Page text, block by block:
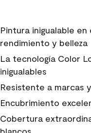
Pintura inigualable
rendimiento y belleza
La tecnología Color
inigualables
Resistente a marcas
Encubrimiento
Cobertura